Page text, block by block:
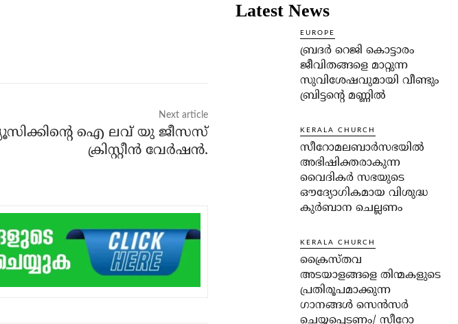
Next article
ഐ ലവ് യു ജീസസ്
ക്രിസ്റ്റീൻ വേർഷൻ.
Latest News
EUROPE
ബ്രദർ റെജി കൊട്ടാരം
ജീവിതങ്ങളെ മാറ്റുന്ന
സുവിശേഷവുമായി വീണ്ടും
ബ്രിട്ടന്റെ മണ്ണിൽ
KERALA CHURCH
സീറോമലബാർസഭയിൽ
അഭിഷിക്തരാകുന്ന
വൈദികർ സഭയുടെ
ഔദ്യോഗികമായ വിശുദ്ധ
കുർബാന ചെല്ലണം
KERALA CHURCH
ക്രൈസ്തവ
അടയാളങ്ങളെ തിന്മകളുടെ
പ്രതിരൂപമാക്കുന്ന
ഗാനങ്ങൾ സെൻസർ
ചെയ്യപ്പെടണം/ സീറോ